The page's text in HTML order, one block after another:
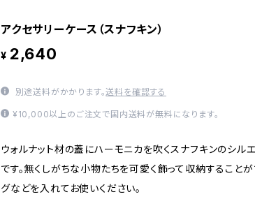
アクセサリーケース（スナフキン）
¥ 2,640
別途送料がかかります。送料を確認する
¥10,000以上のご注文で国内送料が無料になります。
ウォルナット材の蓋にハーモニカを吹くスナフキンのシル
です。無くしがちな小物たちを可愛く飾って収納することが
グなどを入れてお使いください。